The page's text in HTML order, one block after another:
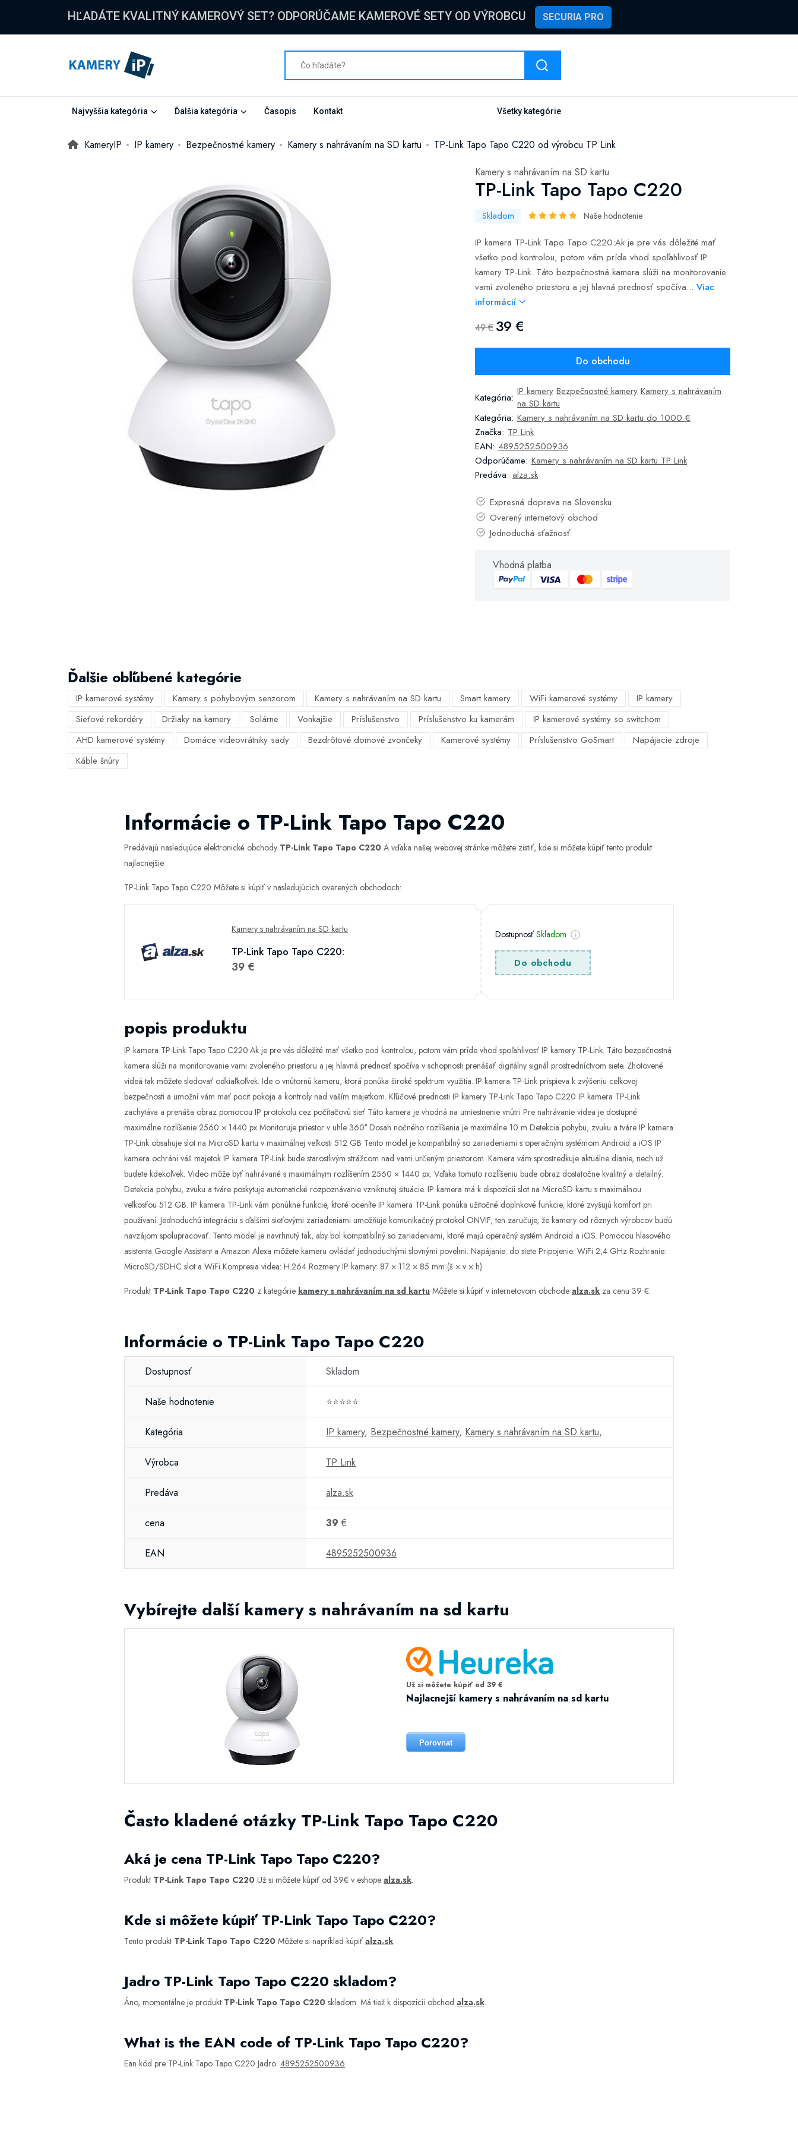
HĽADÁTE KVALITNÝ KAMEROVÝ SET? ODPORÚČAME KAMEROVÉ SETY OD VÝROBCU SECURIA PRO
Najvyššia kategória Ďalšia kategória Časopis Kontakt Všetky kategórie
KameryIP IP kamery Bezpečnostné kamery Kamery s nahrávaním na SD kartu
TP-Link Tapo Tapo C220 od výrobcu TP Link
Kamery s nahrávaním na SD kartu
TP-Link Tapo Tapo C220
Skladom Naše hodnotenie
IP kamera TP-Link Tapo Tapo C220:Ak je pre vás dôležité mať
všetko pod kontrolou, potom vám príde vhod spoľahlivosť IP
kamery TP-Link. Táto bezpečnostná kamera slúži na monitorovanie
vami zvoleného priestoru a jej hlavná prednosť spočíva... Viac
informácií
49 € 39 €
Do obchodu
Kategória: IP kamery Bezpečnostné kamery Kamery s nahrávaním
na SD kartu
Kategória: Kamery s nahrávaním na SD kartu do 1000 €
Značka: TP Link
EAN: 4895252500936
Odporúčame: Kamery s nahrávaním na SD kartu TP Link
Predáva: alza.sk
Expresná doprava na Slovensku
Overený internetový obchod
Jednoduchá sťažnosť
Vhodná platba
Ďalšie obľúbené kategórie
IP kamerové systémy Kamery s pohybovým senzorom Kamery s nahrávaním na SD kartu Smart kamery WiFi kamerové systémy
IP kamery
Sieťové rekordéry
Držiaky na kamery Solárne Vonkajšie Príslušenstvo Príslušenstvo ku kamerám
IP kamerové systémy so switchom
AHD kamerové systémy
Domáce videovrátniky sady Bezdrôtové domové zvončeky Kamerové systémy Príslušenstvo GoSmart
Napájacie zdroje
Káble šnúry
Informácie o TP-Link Tapo Tapo C220
Predávajú nasledujúce elektronické obchody TP-Link Tapo Tapo C220 A vďaka našej webovej stránke môžete zistiť, kde si môžete kúpiť tento produkt
najlacnejšie.
TP-Link Tapo Tapo C220 Môžete si kúpiť v nasledujúcich overených obchodoch:
Kamery s nahrávaním na SD kartu
TP-Link Tapo Tapo C220:
39 €
DostupnosťSkladom
Do obchodu
popis produktu
IP kamera TP-Link Tapo Tapo C220:Ak je pre vás dôležité mať všetko pod kontrolou, potom vám príde vhod spoľahlivosť IP kamery TP-Link. Táto bezpečnostná
kamera slúži na monitorovanie vami zvoleného priestoru a jej hlavná prednosť spočíva v schopnosti prenášať digitálny signál prostredníctvom siete. Zhotovené
videá tak môžete sledovať odkiaľkoľvek. Ide o vnútornú kameru, ktorá ponúka široké spektrum využitia. IP kamera TP-Link prispieva k zvýšeniu celkovej
bezpečnosti a umožní vám mať pocit pokoja a kontroly nad vaším majetkom. Kľúčové prednosti IP kamery TP-Link Tapo Tapo C220 IP kamera TP-Link
zachytáva a prenáša obraz pomocou IP protokolu cez počítačovú sieť Táto kamera je vhodná na umiestnenie vnútri Pre nahrávanie videa je dostupné
maximálne rozlíšenie 2560 × 1440 px Monitoruje priestor v uhle 360° Dosah nočného rozlíšenia je maximálne 10 m Detekcia pohybu, zvuku a tváre IP kamera
TP-Link obsahuje slot na MicroSD kartu v maximálnej veľkosti 512 GB Tento model je kompatibilný so zariadeniami s operačným systémom Android a iOS IP
kamera ochráni váš majetok IP kamera TP-Link bude starostlivým strážcom nad vami určeným priestorom. Kamera vám sprostredkuje aktuálne dianie, nech už
budete kdekoľvek. Video môže byť nahrávané s maximálnym rozlíšením 2560 × 1440 px. Vďaka tomuto rozlíšeniu bude obraz dostatočne kvalitný a detailný.
Detekcia pohybu, zvuku a tváre poskytuje automatické rozpoznávanie vzniknutej situácie. IP kamera má k dispozícii slot na MicroSD kartu s maximálnou
veľkosťou 512 GB. IP kamera TP-Link vám ponúkne funkcie, ktoré oceníte IP kamera TP-Link ponúka užitočné doplnkové funkcie, ktoré zvyšujú komfort pri
používaní. Jednoduchú integráciu s ďalšími sieťovými zariadeniami umožňuje komunikačný protokol ONVIF, ten zaručuje, že kamery od rôznych výrobcov budú
navzájom spolupracovať. Tento model je navrhnutý tak, aby bol kompatibilný so zariadeniami, ktoré majú operačný systém Android a iOS. Pomocou hlasového
asistenta Google Assistant a Amazon Alexa môžete kameru ovládať jednoduchými slovnými povelmi. Napájanie: do siete Pripojenie: WiFi 2,4 GHz Rozhranie:
MicroSD/SDHC slot a WiFi Kompresia videa: H.264 Rozmery IP kamery: 87 × 112 × 85 mm (š × v × h)
Produkt TP-Link Tapo Tapo C220 z kategórie kamery s nahrávaním na sd kartu Môžete si kúpiť v internetovom obchode alza.sk za cenu 39 €.
Informácie o TP-Link Tapo Tapo C220
Dostupnosť Skladom
Naše hodnotenie ⭐⭐⭐⭐⭐
Kategória IP kamery, Bezpečnostné kamery, Kamery s nahrávaním na SD kartu,
Výrobca TP Link
Predáva alza.sk
cena 39 €
EAN 4895252500936
Vybírejte další kamery s nahrávaním na sd kartu
Už si môžete kúpiť od 39 €
Najlacnejší kamery s nahrávaním na sd kartu
Porovnat
Často kladené otázky TP-Link Tapo Tapo C220
Aká je cena TP-Link Tapo Tapo C220?
Produkt TP-Link Tapo Tapo C220 Už si môžete kúpiť od 39€ v eshope alza.sk.
Kde si môžete kúpiť TP-Link Tapo Tapo C220?
Tento produkt TP-Link Tapo Tapo C220 Môžete si napríklad kúpiť alza.sk.
Jadro TP-Link Tapo Tapo C220 skladom?
Áno, momentálne je produkt TP-Link Tapo Tapo C220 skladom. Má tiež k dispozícii obchod alza.sk.
What is the EAN code of TP-Link Tapo Tapo C220?
Ean kód pre TP-Link Tapo Tapo C220 Jadro: 4895252500936